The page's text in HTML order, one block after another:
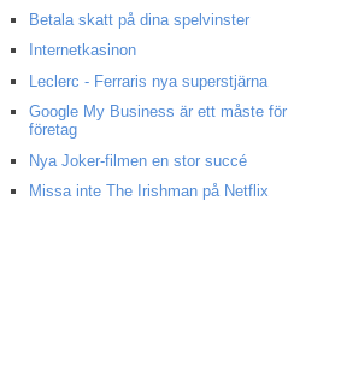
Betala skatt på dina spelvinster
Internetkasinon
Leclerc - Ferraris nya superstjärna
Google My Business är ett måste för
företag
Nya Joker-filmen en stor succé
Missa inte The Irishman på Netflix